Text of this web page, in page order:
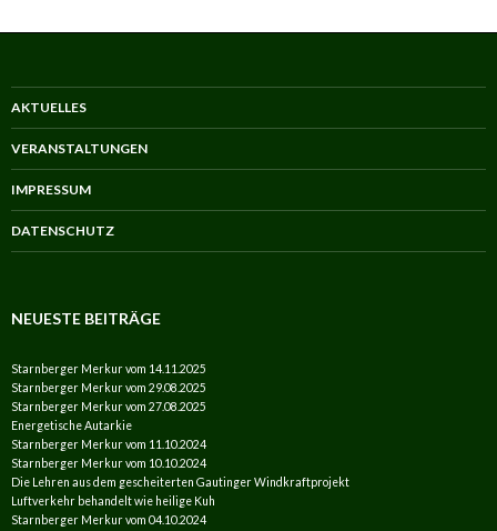
AKTUELLES
VERANSTALTUNGEN
IMPRESSUM
DATENSCHUTZ
NEUESTE BEITRÄGE
Starnberger Merkur vom 14.11.2025
Starnberger Merkur vom 29.08.2025
Starnberger Merkur vom 27.08.2025
Energetische Autarkie
Starnberger Merkur vom 11.10.2024
Starnberger Merkur vom 10.10.2024
Die Lehren aus dem gescheiterten Gautinger Windkraftprojekt
Luftverkehr behandelt wie heilige Kuh
Starnberger Merkur vom 04.10.2024